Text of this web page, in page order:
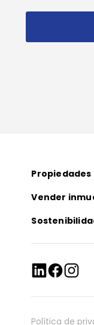
Propiedades
Vender
Política de